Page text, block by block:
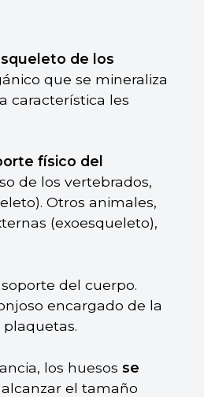
de los
que se mineraliza
característica les
físico del
de los vertebrados,
Otros animales,
(exoesqueleto),
del cuerpo.
encargado de la
los huesos se
el tamaño